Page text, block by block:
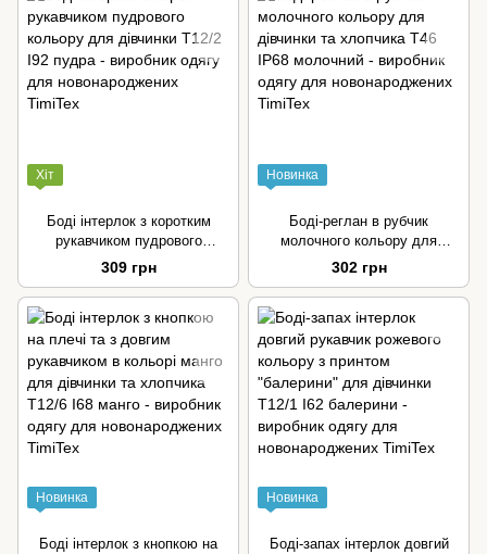
Хіт
Боді інтерлок з коротким
рукавчиком пудрового
кольору для дівчинки
309 грн
Новинка
Боді-реглан в рубчик
молочного кольору для
дівчинки та хлопчика
302 грн
Новинка
Боді інтерлок з кнопкою на
Новинка
Боді-запах інтерлок довгий